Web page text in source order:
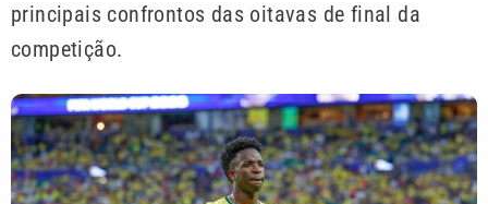
principais confrontos das oitavas de final da
competição.